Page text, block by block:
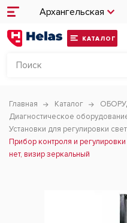
Архангельская
КАТАЛОГ
Главная Каталог
Диагностическое
Установки для регулировки
Прибор контроля и
нет, визир зеркальный